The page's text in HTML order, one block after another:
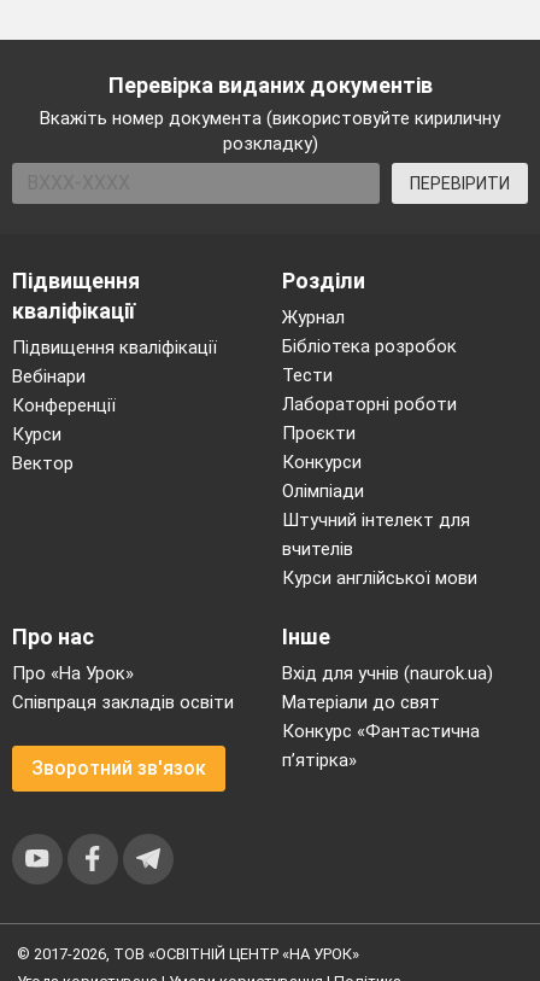
Перевірка виданих документів
Вкажіть номер документа (використовуйте кириличну
розкладку)
ПЕРЕВІРИТИ
Підвищення
кваліфікації
Підвищення кваліфікації
Вебінари
Конференції
Курси
Вектор
Розділи
Журнал
Бібліотека розробок
Тести
Лабораторні роботи
Проєкти
Конкурси
Олімпіади
Штучний інтелект для
вчителів
Курси англійської мови
Про нас
Про «На Урок»
Співпраця закладів освіти
Зворотний зв'язок
Інше
Вхід для учнів (naurok.ua)
Матеріали до свят
Конкурс «Фантастична
п’ятірка»
© 2017-2026, ТОВ «ОСВІТНІЙ ЦЕНТР «НА УРОК»